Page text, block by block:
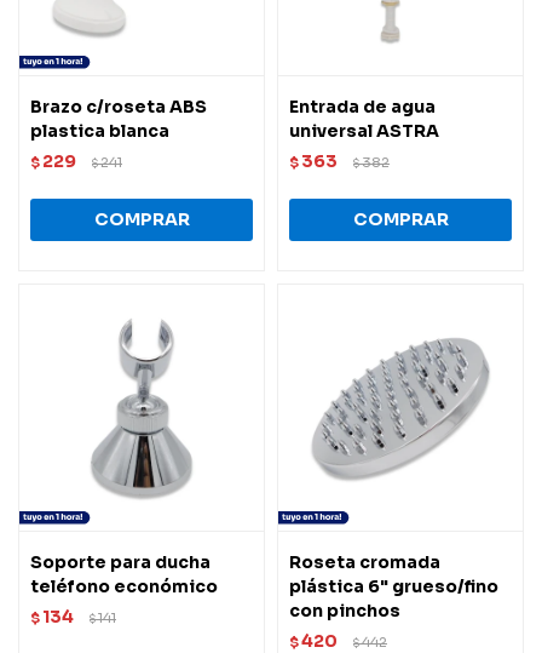
Brazo c/roseta ABS
plastica blanca
$ 229 $241
Entrada de agua
universal ASTRA
$ 363 $382
Soporte para ducha
teléfono económico
$ 134 $141
Roseta cromada
plástica 6" grueso/fino
con pinchos
$420 $442